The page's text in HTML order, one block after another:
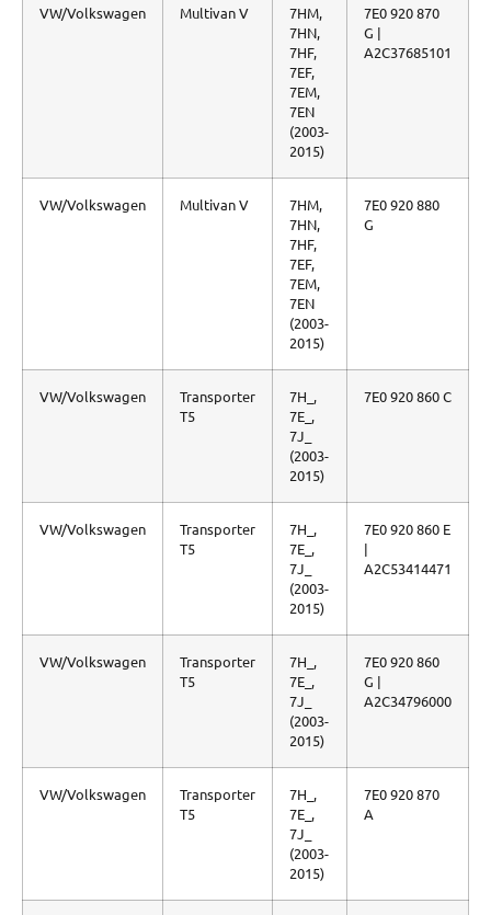
VW/Volkswagen Multivan V
7HM,
7HN,
7HF,
7EF,
7EM,
7EN
(2003-
2015)
7E0 920 870
G |
A2C37685101
VW/Volkswagen Multivan V
7HM,
7HN,
7HF,
7EF,
7EM,
7EN
(2003-
2015)
7E0 920 880
G
VW/Volkswagen
Transporter
T5
7H_,
7E_,
7J_
(2003-
2015)
7E0 920 860 C
VW/Volkswagen
Transporter
T5
7H_,
7E_,
7J_
(2003-
2015)
7E0 920 860 E
|
A2C53414471
VW/Volkswagen
Transporter
T5
7H_,
7E_,
7J_
(2003-
2015)
7E0 920 860
G |
A2C34796000
VW/Volkswagen
Transporter
T5
7H_,
7E_,
7J_
(2003-
2015)
7E0 920 870
A